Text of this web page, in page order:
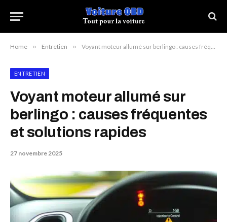
Home » Entretien » Voyant moteur allumé sur berlingo : causes fréquentes et solutions rapides
ENTRETIEN
Voyant moteur allumé sur
berlingo : causes fréquentes
et solutions rapides
27 novembre 2025